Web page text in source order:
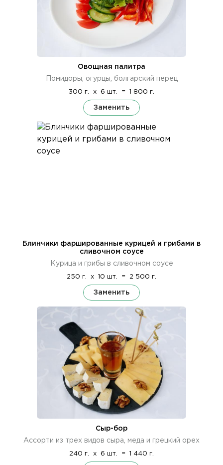
Овощная палитра
Помидоры, огурцы, болгарский перец
300 г. x 6 шт. = 1 800 г.
Заменить
Блинчики фаршированные курицей и грибами в
сливочном соусе
Курица и грибы в сливочном соусе
250 г. x 10 шт. = 2 500 г.
Заменить
Сыр-бор
Ассорти из трех видов сыра, меда и грецкий орех
240 г. x 6 шт. = 1 440 г.